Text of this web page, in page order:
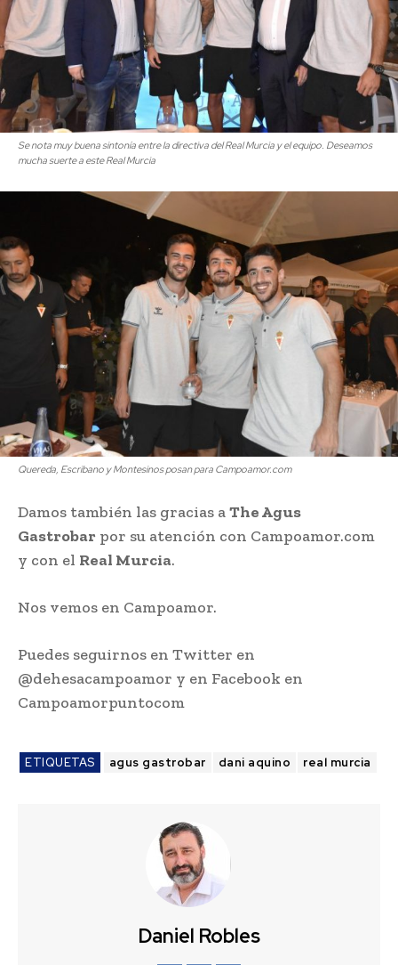
Se nota muy buena sintonía entre la directiva del Real Murcia y el equipo. Deseamos
mucha suerte a este Real Murcia
Quereda, Escribano y Montesinos posan para Campoamor.com
Damos también las gracias aThe Agus
Gastrobar por su atención con Campoamor.com
y con el Real Murcia.
Nos vemos en Campoamor.
Puedes seguirnos en Twitter en
@dehesacampoamor y en Facebook en
Campoamorpuntocom
ETIQUETAS agus gastrobar dani aquino real murcia
Daniel Robles